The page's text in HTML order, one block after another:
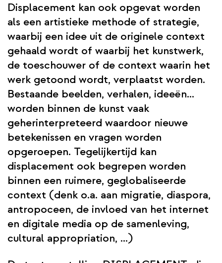
Displacement kan ook opgevat worden
als een artistieke methode of strategie,
waarbij een idee uit de originele context
gehaald wordt of waarbij het kunstwerk,
de toeschouwer of de context waarin het
werk getoond wordt, verplaatst worden.
Bestaande beelden, verhalen, ideeën…
worden binnen de kunst vaak
geherinterpreteerd waardoor nieuwe
betekenissen en vragen worden
opgeroepen. Tegelijkertijd kan
displacement ook begrepen worden
binnen een ruimere, geglobaliseerde
context (denk o.a. aan migratie, diaspora,
antropoceen, de invloed van het internet
en digitale media op de samenleving,
cultural appropriation, …)